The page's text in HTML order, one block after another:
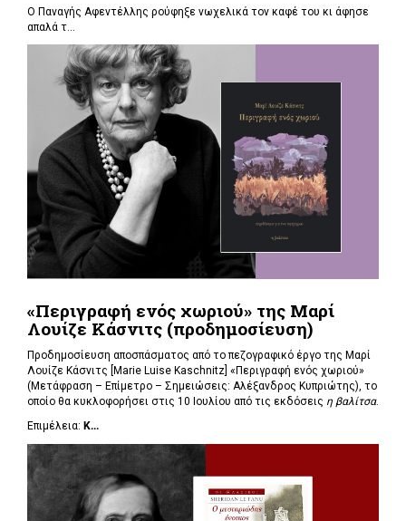
Ο Παναγής Αφεντέλλης ρούφηξε νωχελικά τον καφέ του κι άφησε
απαλά τ...
«Περιγραφή ενός χωριού» της Μαρί
Λουίζε Κάσνιτς (προδημοσίευση)
Προδημοσίευση αποσπάσματος από το πεζογραφικό έργο της Μαρί
Λουίζε Κάσνιτς [Marie Luise Kaschnitz] «Περιγραφή ενός χωριού»
(Μετάφραση – Επίμετρο – Σημειώσεις: Αλέξανδρος Κυπριώτης), το
οποίο θα κυκλοφορήσει στις 10 Ιουλίου από τις εκδόσεις η βαλίτσα.
Επιμέλεια: Κ...